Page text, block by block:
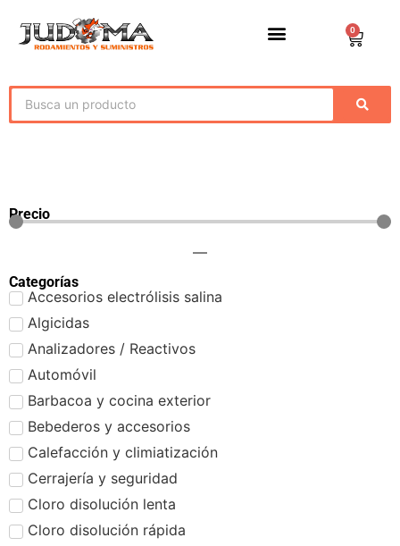
0
Precio
—
Categorías
Accesorios electrólisis salina
Algicidas
Analizadores / Reactivos
Automóvil
Barbacoa y cocina exterior
Bebederos y accesorios
Calefacción y climiatización
Cerrajería y seguridad
Cloro disolución lenta
Cloro disolución rápida